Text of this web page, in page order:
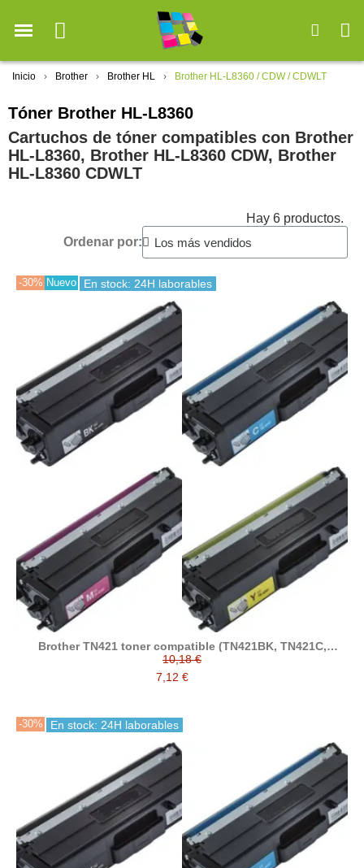
Inicio Brother Brother HL Brother HL-L8360 / CDW / CDWLT
Tóner Brother HL-L8360
Cartuchos de tóner compatibles con Brother
HL-L8360, Brother HL-L8360 CDW, Brother
HL-L8360 CDWLT
Hay 6 productos.
Ordenar por:
-30% Nuevo En stock: 24H laborables
Brother TN421 toner compatible (TN421BK, TN421C,
TN421M, TN421Y)
10,18 €
7,12 €
-30% En stock: 24H laborables